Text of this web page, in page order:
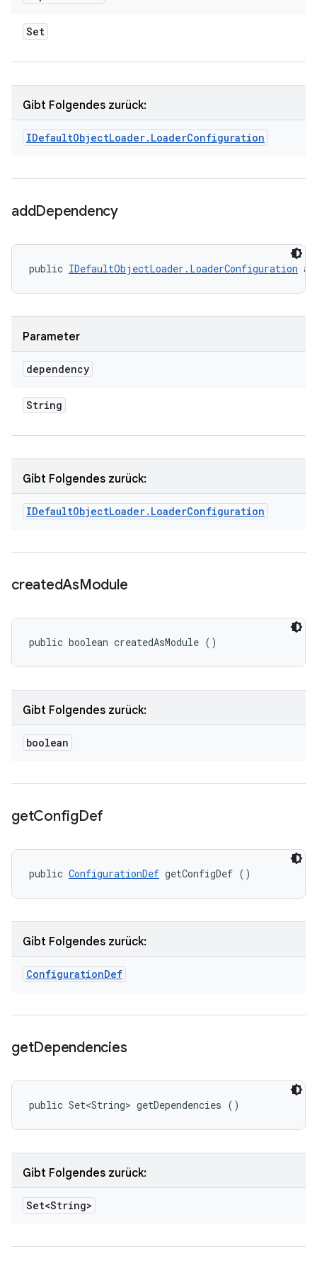
Set
Gibt Folgendes zurück:
IDefaultObjectLoader. LoaderConfiguration
addDependency
public IDefaultObjectLoader.LoaderConfiguration
Parameter
dependency
String
Gibt Folgendes zurück:
IDefaultObjectLoader. LoaderConfiguration
createdAsModule
public boolean createdAsModule ()
Gibt Folgendes zurück:
boolean
getConfigDef
public ConfigurationDef getConfigDef ()
Gibt Folgendes zurück:
ConfigurationDef
getDependencies
public Set<String> getDependencies ()
Gibt Folgendes zurück:
Set<String>